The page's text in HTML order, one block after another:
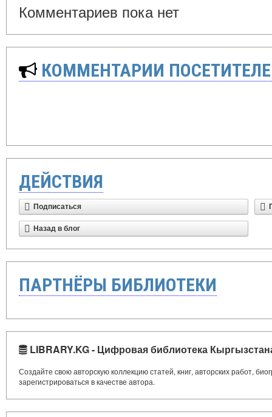
Комментариев пока нет
КОММЕНТАРИИ
ДЕЙСТВИЯ
Подписаться
Назад в блог
ПАРТНЁРЫ БИБЛИОТЕКИ
LIBRARY.KG - Цифровая библиотека
Создайте свою авторскую коллекцию статей, книг, авторских работ,
зарегистрироваться в качестве автора.